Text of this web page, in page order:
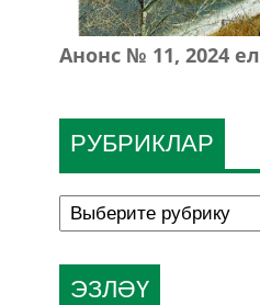
РУБРИКЛАР
Анонс № 11, 2024 ел
ЭЗЛӘҮ